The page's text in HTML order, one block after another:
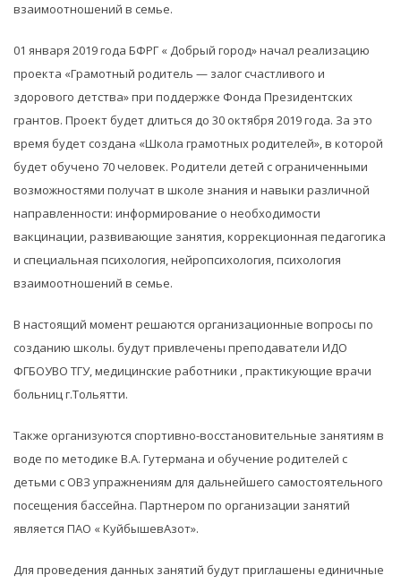
взаимоотношений в семье.
01 января 2019 года БФРГ « Добрый город» начал реализацию
проекта «Грамотный родитель — залог счастливого и
здорового детства» при поддержке Фонда Президентских
грантов. Проект будет длиться до 30 октября 2019 года. За это
время будет создана «Школа грамотных родителей», в которой
будет обучено 70 человек. Родители детей с ограниченными
возможностями получат в школе знания и навыки различной
направленности: информирование о необходимости
вакцинации, развивающие занятия, коррекционная педагогика
и специальная психология, нейропсихология, психология
взаимоотношений в семье.
В настоящий момент решаются организационные вопросы по
созданию школы. будут привлечены преподаватели ИДО
ФГБОУВО ТГУ, медицинские работники , практикующие врачи
больниц г.Тольятти.
Также организуются спортивно-восстановительные занятиям в
воде по методике В.А. Гутермана и обучение родителей с
детьми с ОВЗ упражнениям для дальнейшего самостоятельного
посещения бассейна. Партнером по организации занятий
является ПАО « КуйбышевАзот».
Для проведения данных занятий будут приглашены единичные